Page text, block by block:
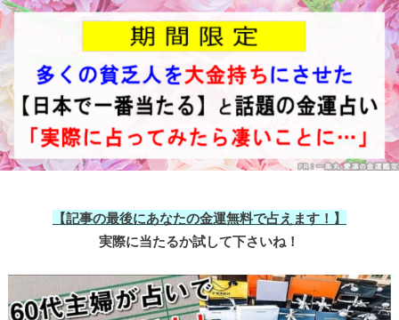
【記事の最後にあなたの金運無料で占えます！】
実際に当たるか試して下さいね！